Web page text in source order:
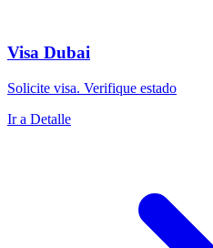
Visa Dubai
Solicite visa. Verifique estado
Ir a Detalle